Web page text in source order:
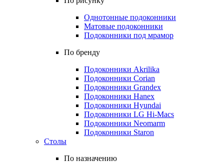
Однотонные подоконники
Матовые подоконники
Подоконники под мрамор
По бренду
Подоконники Akrilika
Подоконники Corian
Подоконники Grandex
Подоконники Hanex
Подоконники Hyundai
Подоконники LG Hi-Macs
Подоконники Neomarm
Подоконники Staron
Столы
По назначению